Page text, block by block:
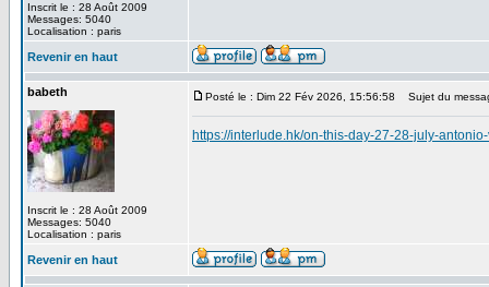
Inscrit le : 28 Août 2009
Messages: 5040
Localisation : paris
Revenir en haut
babeth
Inscrit le : 28 Août 2009
Messages: 5040
Localisation : paris
Posté le : Dim 22 Fév 2026, 15:56:58 Sujet du
https://interlude.hk/on-this-day-27-28-july-
Revenir en haut